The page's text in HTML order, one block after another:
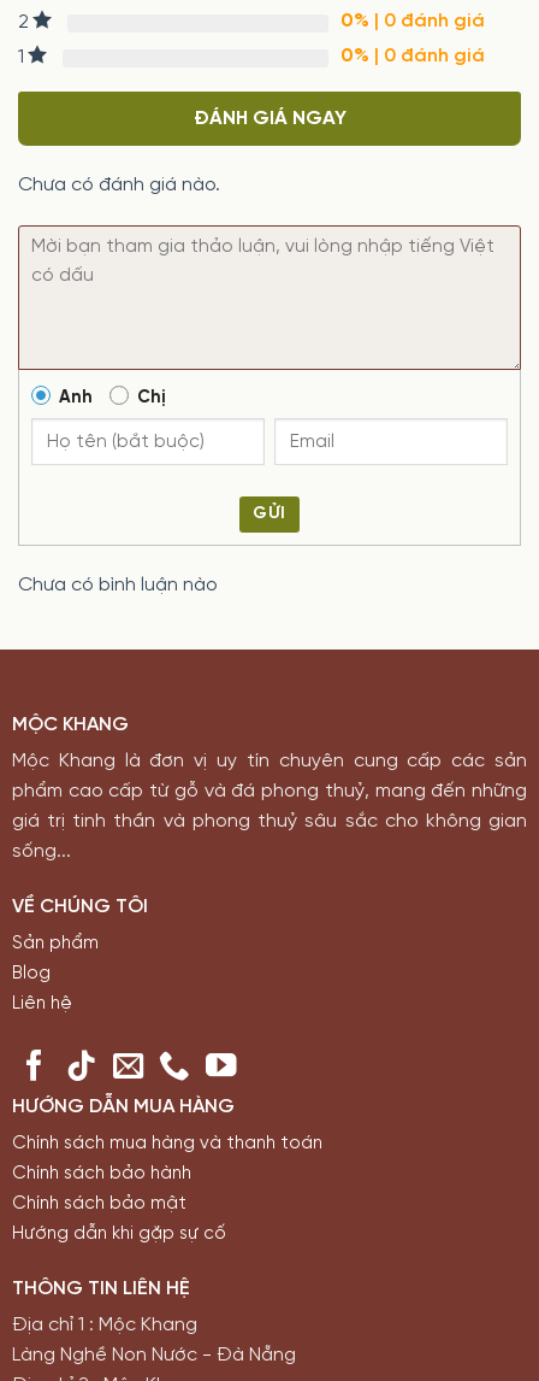
2
0% | 0 đánh giá
1
0% | 0 đánh giá
ĐÁNH GIÁ NGAY
Chưa có đánh giá nào.
Anh Chị
GỬI
Chưa có bình luận nào
MỘC KHANG
Mộc Khang là đơn vị uy tín chuyên cung cấp các sản
phẩm cao cấp từ gỗ và đá phong thuỷ, mang đến những
giá trị tinh thần và phong thuỷ sâu sắc cho không gian
sống...
VỀ CHÚNG TÔI
Sản phẩm
Blog
Liên hệ
HƯỚNG DẪN MUA HÀNG
Chính sách mua hàng và thanh toán
Chính sách bảo hành
Chính sách bảo mật
Hướng dẫn khi gặp sự cố
THÔNG TIN LIÊN HỆ
Địa chỉ 1 : Mộc Khang
Làng Nghề Non Nước - Đà Nẵng